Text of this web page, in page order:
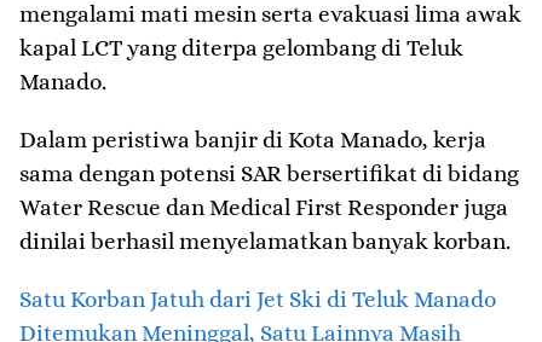
mengalami mati mesin serta evakuasi lima awak
kapal LCT yang diterpa gelombang di Teluk
Manado.
Dalam peristiwa banjir di Kota Manado, kerja
sama dengan potensi SAR bersertifikat di bidang
Water Rescue dan Medical First Responder juga
dinilai berhasil menyelamatkan banyak korban.
Satu Korban Jatuh dari Jet Ski di Teluk Manado
Ditemukan Meninggal, Satu Lainnya Masih